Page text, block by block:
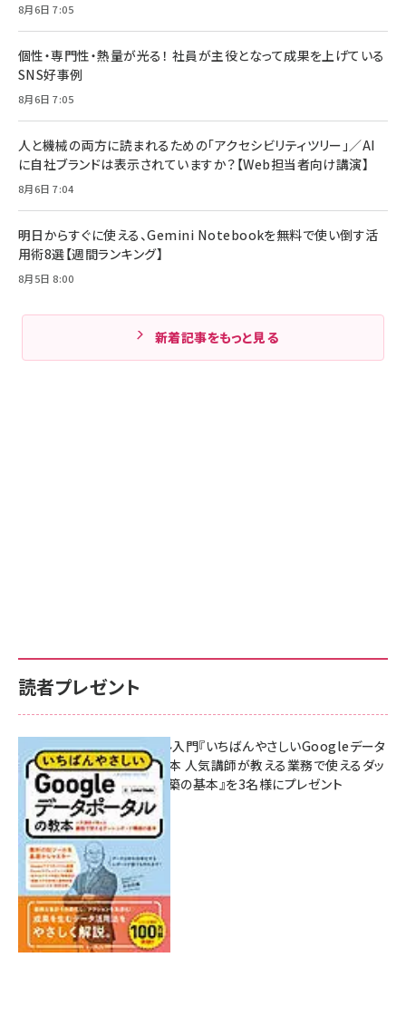
8月6日 7:05
個性・専門性・熱量が光る！ 社員が主役となって成果を上げている
SNS好事例
8月6日 7:05
人と機械の両方に読まれるための「アクセシビリティツリー」／AI
に自社ブランドは表示されていますか？【Web担当者向け講演】
8月6日 7:04
明日からすぐに使える、Gemini Notebookを無料で使い倒す活
用術8選【週間ランキング】
8月5日 8:00
新着記事をもっと見る
読者プレゼント
無料BIツール入門『いちばんやさしいGoogleデータ
ポータルの教本 人気講師が教える業務で使えるダッ
シュボード構築の基本』を3名様にプレゼント
7月31日 10:00